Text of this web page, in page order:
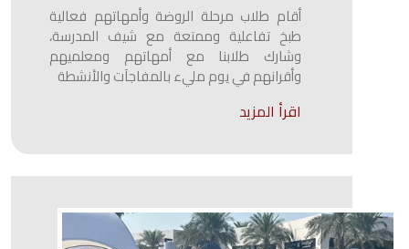
أقام طلاب مرحلة الروضة وأمهاتهم فعالية
طبخ تفاعلية وممتعة مع شيف المدرسة،
وشارك طلابنا مع أمهاتهم ومعلميهم
وأقرانهم في يوم مليء بالمفاجآت والأنشطة
اقرأ المزيد